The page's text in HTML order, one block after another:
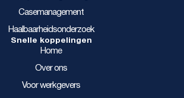
Casemanagement
Haalbaarheidsonderzoek
Snelle koppelingen
Home
Over ons
Voor werkgevers